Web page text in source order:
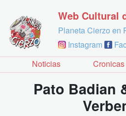
Web Cultural
Planeta Cierzo en
Instagram
Noticias
Cronicas
Pato Badian